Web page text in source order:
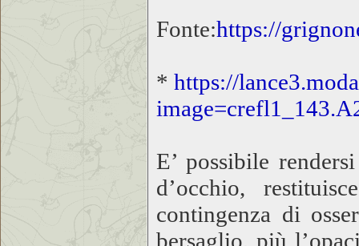
Fonte:https://
* https://
E’ possibile
d’occhio,
contingenza di
bersaglio, più